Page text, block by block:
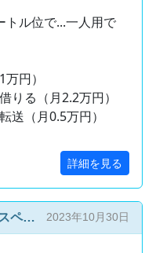
トル位で...一人用で
円）
りる（月2.2万円）
送（月0.5万円）
詳細を見る
デザイナーズオフィスの期間限定スペースシェア 2023年10月30日